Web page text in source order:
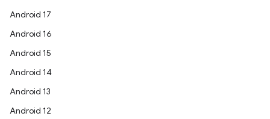
Android 17
Android 16
Android 15
Android 14
Android 13
Android 12